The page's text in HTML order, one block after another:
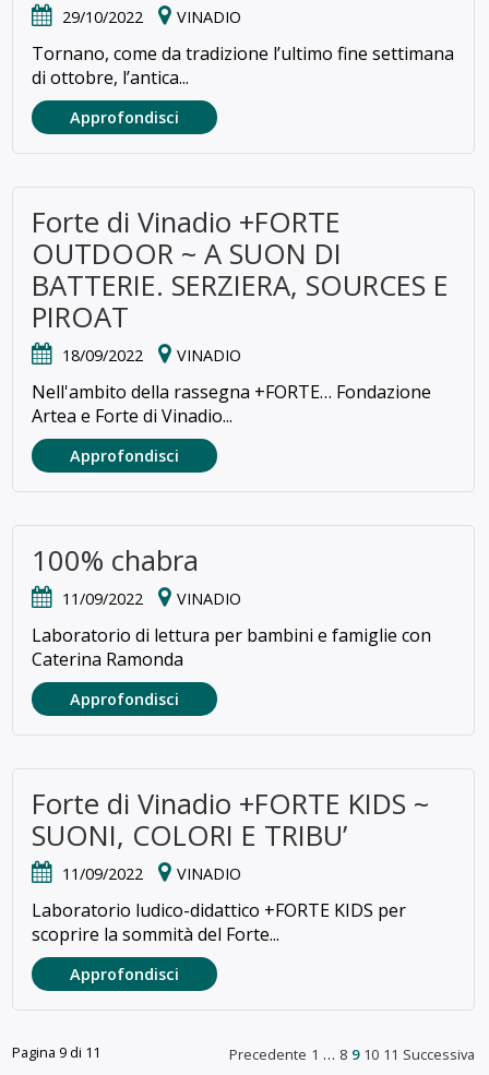
29/10/2022 VINADIO
Tornano, come da tradizione l’ultimo fine settimana
di ottobre, l’antica...
Approfondisci
Forte di Vinadio +FORTE
OUTDOOR ~ A SUON DI
BATTERIE. SERZIERA, SOURCES E
PIROAT
18/09/2022 VINADIO
Nell'ambito della rassegna +FORTE… Fondazione
Artea e Forte di Vinadio...
Approfondisci
100% chabra
11/09/2022 VINADIO
Laboratorio di lettura per bambini e famiglie con
Caterina Ramonda
Approfondisci
Forte di Vinadio +FORTE KIDS ~
SUONI, COLORI E TRIBU’
11/09/2022 VINADIO
Laboratorio ludico-didattico +FORTE KIDS per
scoprire la sommità del Forte...
Approfondisci
Pagina 9 di 11 Precedente 1 … 8 9 10 11 Successiva